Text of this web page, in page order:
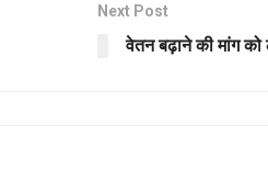
Next Post
वेतन बढ़ाने की मांग